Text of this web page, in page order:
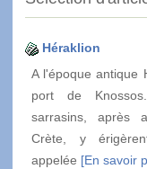
Héraklion
A l'époque antique
port de
sarrasins, après
Crète, y
appelée [En savoir